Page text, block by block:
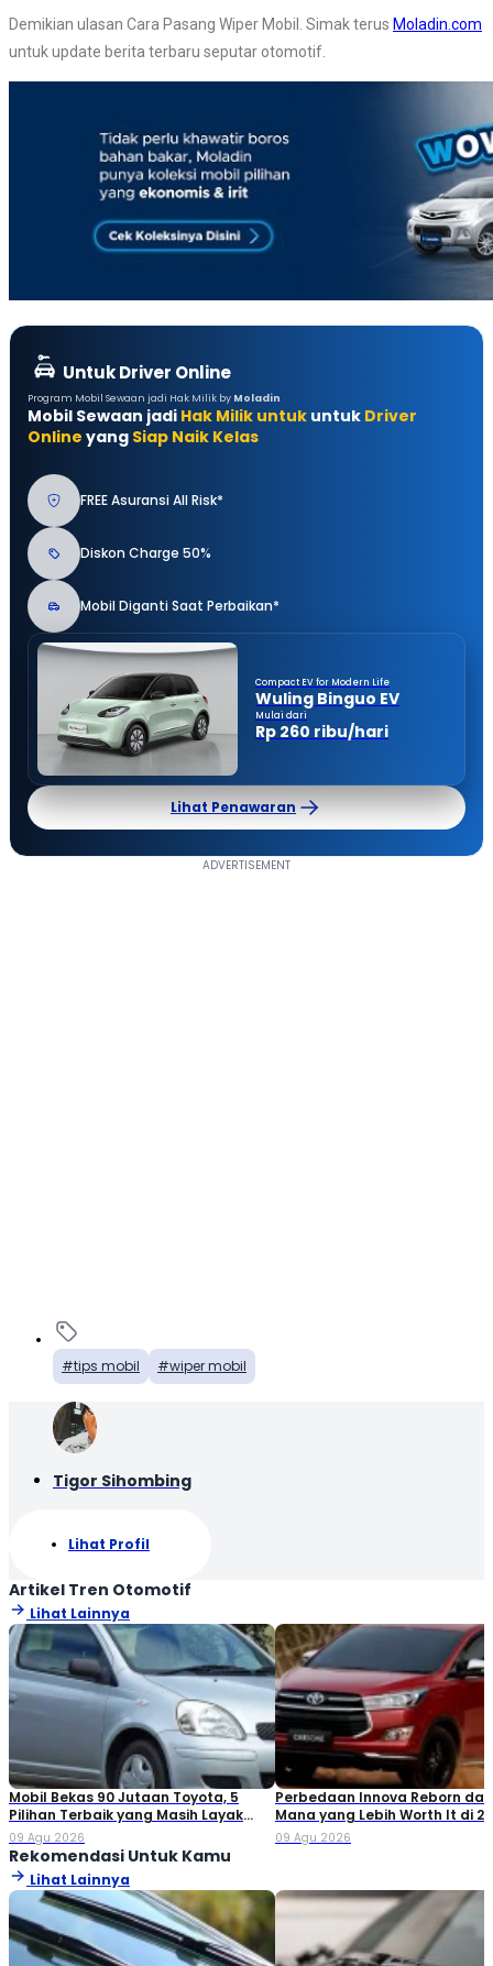
Demikian ulasan Cara Pasang Wiper Mobil. Simak terus Moladin.com
untuk update berita terbaru seputar otomotif.
Untuk Driver Online
Program Mobil Sewaan jadi Hak Milik by Moladin
Mobil Sewaan jadi Hak Milik untuk untuk Driver
Online yang Siap Naik Kelas
FREE Asuransi All Risk*
Diskon Charge 50%
Mobil Diganti Saat Perbaikan*
Compact EV for Modern Life
Wuling Binguo EV
Mulai dari
Rp 260 ribu/hari
Lihat Penawaran
tips mobil wiper mobil
Tigor Sihombing
Lihat Profil
Artikel Tren Otomotif
Lihat Lainnya
Mobil Bekas 90 Jutaan Toyota, 5
Pilihan Terbaik yang Masih Layak
Dibeli
09 Agu 2026
Perbedaan Innova Reborn
Mana yang Lebih Worth It di
09 Agu 2026
Rekomendasi Untuk Kamu
Lihat Lainnya